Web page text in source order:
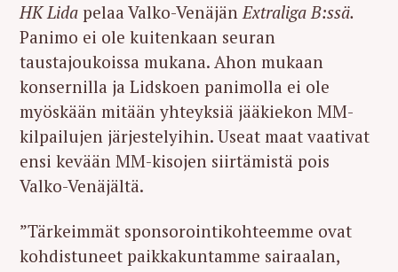
HK Lida pelaa Valko-VenäjänExtraliga B:ssä.
Panimo ei ole kuitenkaan seuran
taustajoukoissa mukana. Ahon mukaan
konsernilla ja Lidskoen panimolla ei ole
myöskään mitään yhteyksiä jääkiekon MM-
kilpailujen järjestelyihin. Useat maat vaativat
ensi kevään MM-kisojen siirtämistä pois
Valko-Venäjältä.
”Tärkeimmät sponsorointikohteemme ovat
kohdistuneet paikkakuntamme sairaalan,